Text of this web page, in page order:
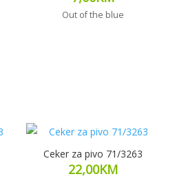
Out of the blue
Ceker za pivo 71/3263
22,00KM